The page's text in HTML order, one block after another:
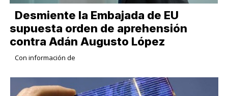
Desmiente la Embajada de EU
supuesta orden de aprehensión
contra Adán Augusto López
Con información de